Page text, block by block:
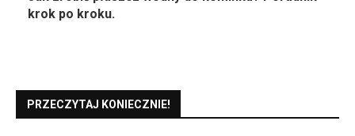
krok po kroku.
PRZECZYTAJ KONIECZNIE!